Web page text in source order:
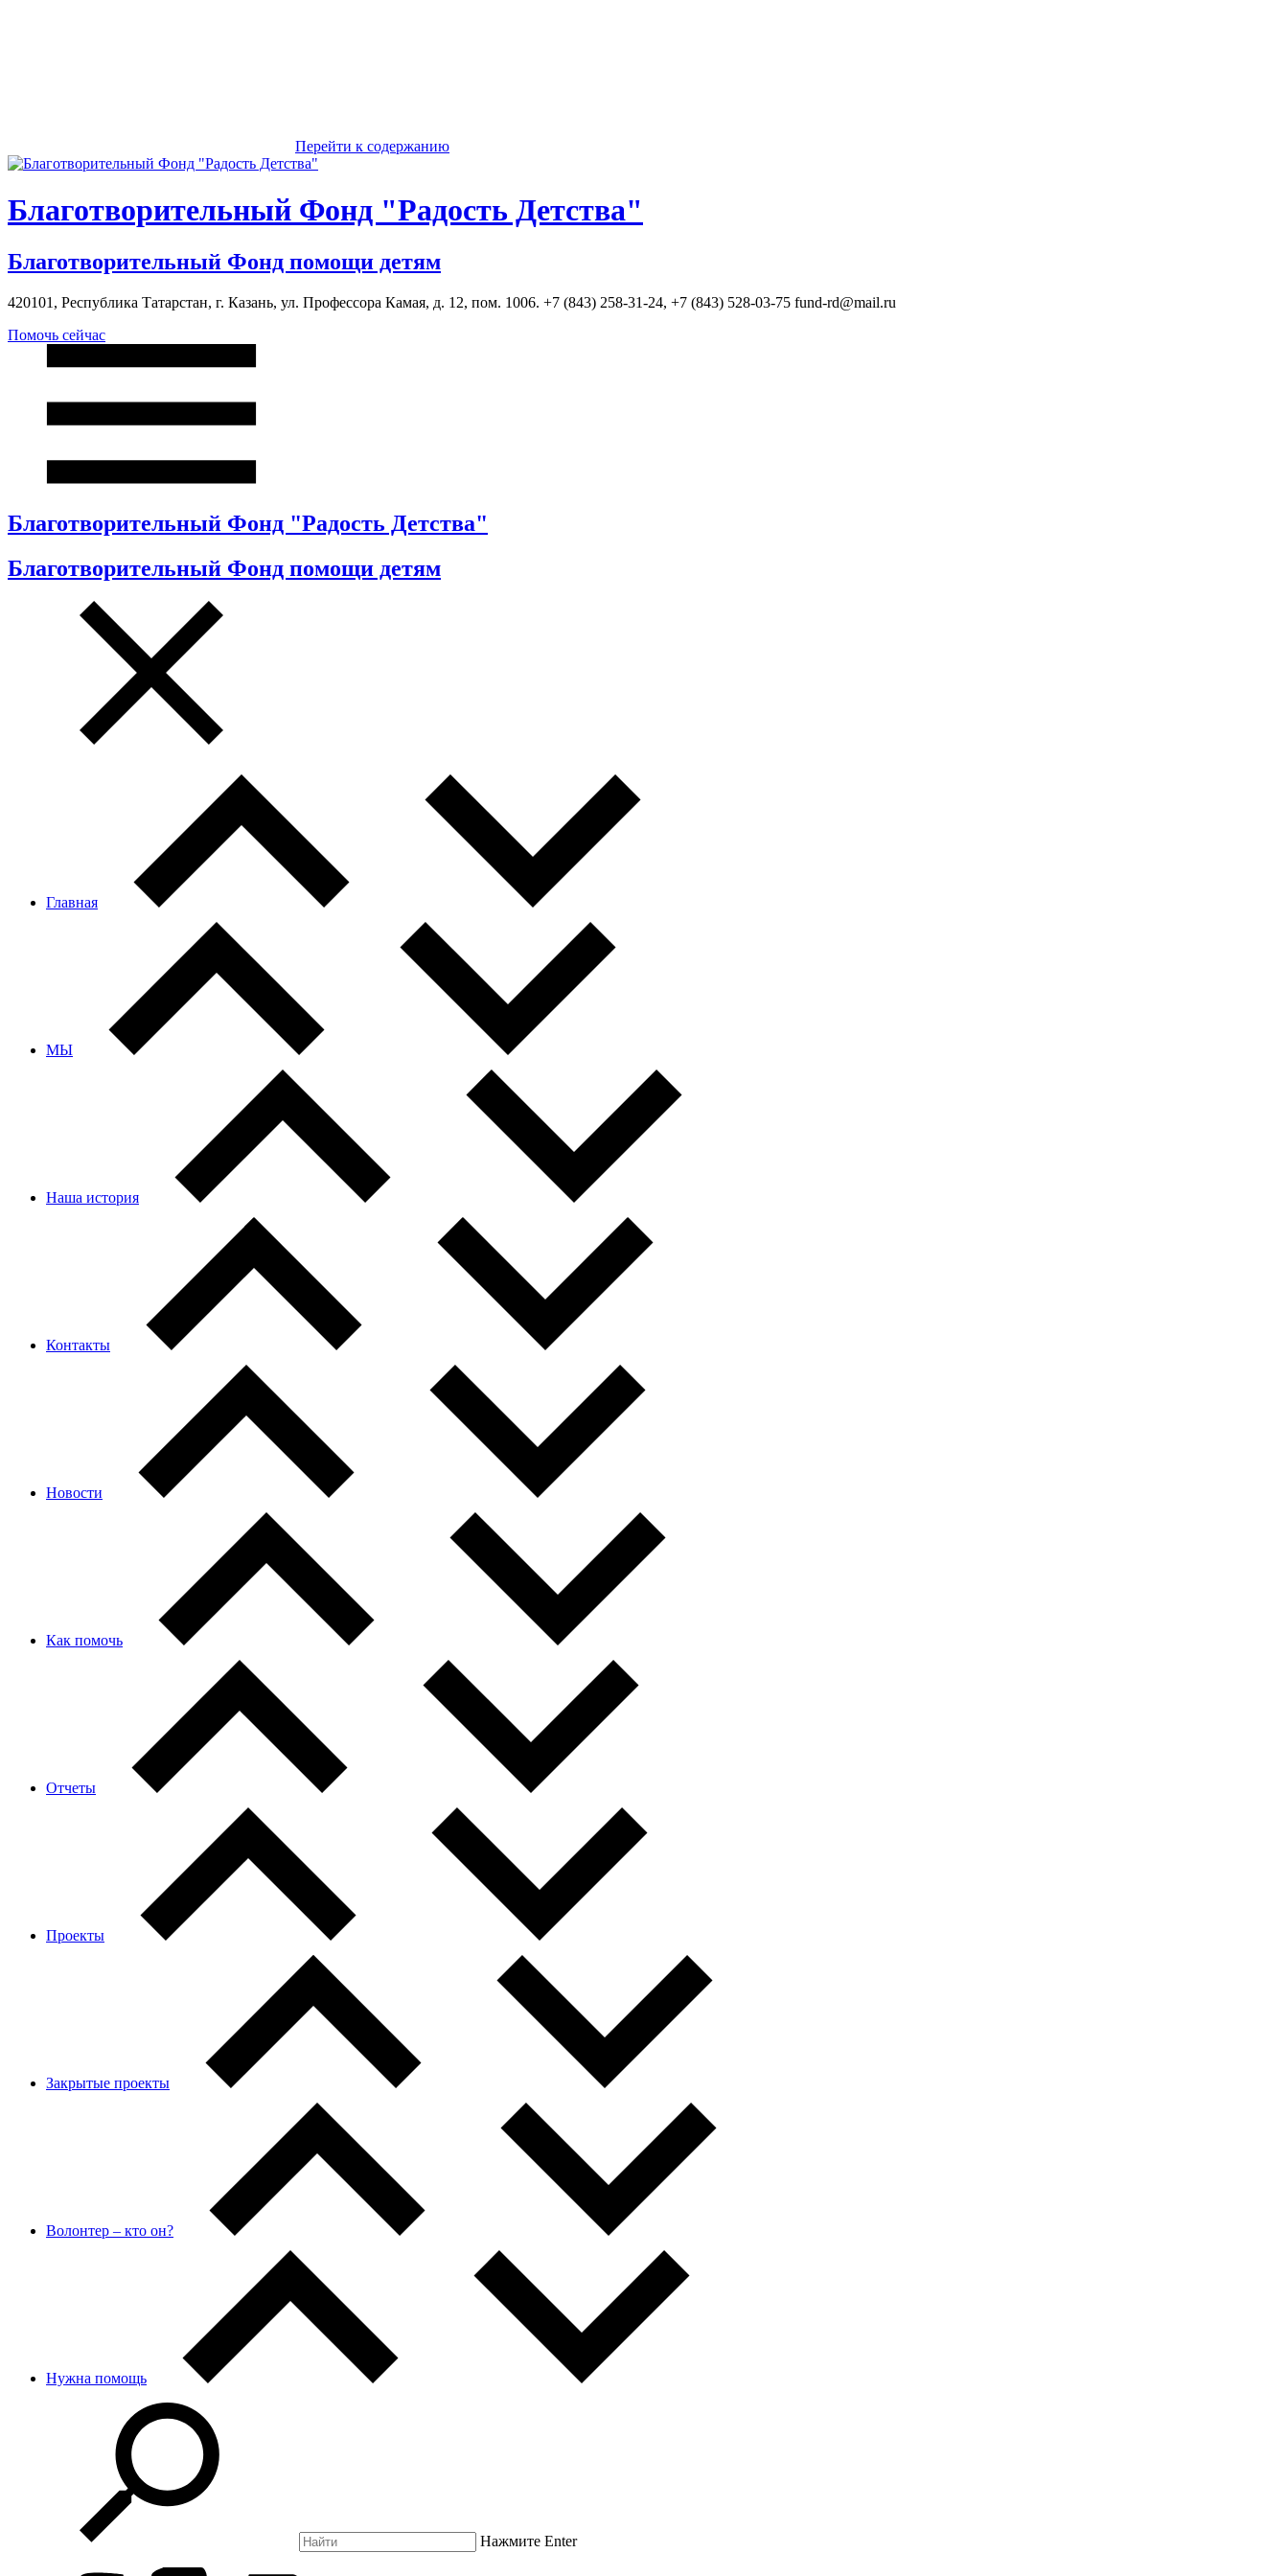
Перейти к содержанию
Благотворительный Фонд "Радость Детства"
Благотворительный Фонд помощи детям
420101, Республика Татарстан, г. Казань, ул. Профессора Камая, д. 12, пом. 1006. +7 (843) 258-31-24, +7 (843) 528-03-75 fund-rd@mail.ru
Помочь сейчас
Благотворительный Фонд "Радость Детства"
Благотворительный Фонд помощи детям
Главная
МЫ
Наша история
Контакты
Новости
Как помочь
Отчеты
Проекты
Закрытые проекты
Волонтер – кто он?
Нужна помощь
Нажмите Enter